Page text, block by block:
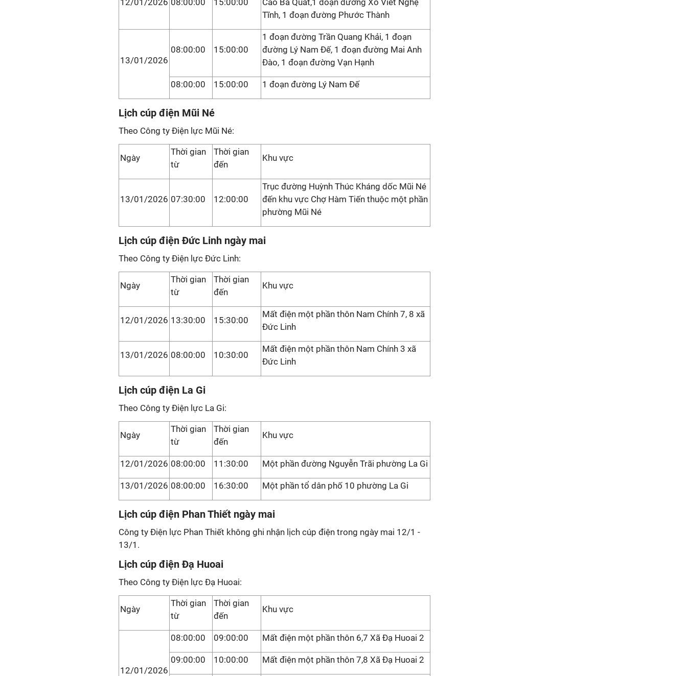
12/01/2026 08:00:00 15:00:00
Cao Bá Quát,1 đoạn đường Xô Viết Nghệ
Tĩnh, 1 đoạn đường Phước Thành
13/01/2026
08:00:00 15:00:00
1 đoạn đường Trần Quang Khải, 1 đoạn
đường Lý Nam Đế, 1 đoạn đường Mai Anh
Đào, 1 đoạn đường Vạn Hạnh
08:00:00 15:00:00 1 đoạn đường Lý Nam Đế
Lịch cúp điện Mũi Né
Theo Công ty Điện lực Mũi Né:
Ngày
Thời gian
từ
Thời gian
đến
Khu vực
13/01/2026 07:30:00 12:00:00
Trục đường Huỳnh Thúc Kháng dốc Mũi Né
đến khu vực Chợ Hàm Tiến thuộc một phần
phường Mũi Né
Lịch cúp điện Đức Linh ngày mai
Theo Công ty Điện lực Đức Linh:
Ngày
Thời gian
từ
Thời gian
đến
Khu vực
12/01/2026 13:30:00 15:30:00
Mất điện một phần thôn Nam Chính 7, 8 xã
Đức Linh
13/01/2026 08:00:00 10:30:00
Mất điện một phần thôn Nam Chính 3 xã
Đức Linh
Lịch cúp điện La Gi
Theo Công ty Điện lực La Gi:
Ngày
Thời gian
từ
Thời gian
đến
Khu vực
12/01/2026 08:00:00 11:30:00 Một phần đường Nguyễn Trãi phường La Gi
13/01/2026 08:00:00 16:30:00 Một phần tổ dân phố 10 phường La Gi
Lịch cúp điện Phan Thiết ngày mai
Công ty Điện lực Phan Thiết không ghi nhận lịch cúp điện trong ngày mai 12/1 -
13/1.
Lịch cúp điện Đạ Huoai
Theo Công ty Điện lực Đạ Huoai:
Ngày
Thời gian
từ
Thời gian
đến
Khu vực
12/01/2026
08:00:00 09:00:00 Mất điện một phần thôn 6,7 Xã Đạ Huoai 2
09:00:00 10:00:00 Mất điện một phần thôn 7,8 Xã Đạ Huoai 2